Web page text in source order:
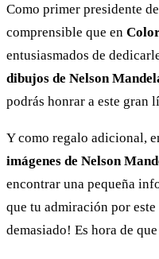
Como primer presidente
comprensible que en
entusiasmados de
dibujos de Nelson
podrás honrar a este gran
Y como regalo adicional,
imágenes de Nelson
encontrar una pequeña
que tu admiración por
demasiado! Es hora de